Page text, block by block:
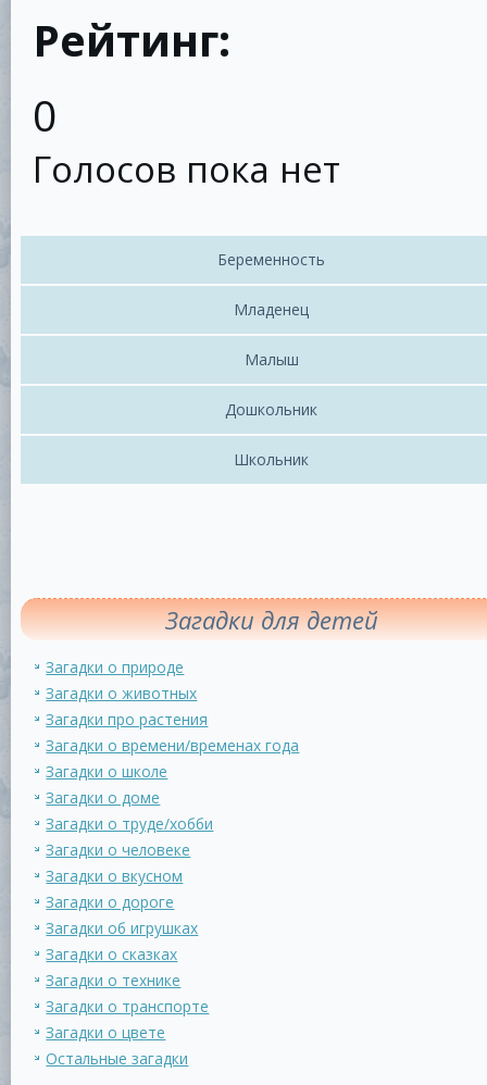
Рейтинг:
0
Голосов пока нет
Беременность
Младенец
Малыш
Дошкольник
Школьник
Загадки для детей
Загадки о природе
Загадки о животных
Загадки про растения
Загадки о времени/временах года
Загадки о школе
Загадки о доме
Загадки о труде/хобби
Загадки о человеке
Загадки о вкусном
Загадки о дороге
Загадки об игрушках
Загадки о сказках
Загадки о технике
Загадки о транспорте
Загадки о цвете
Остальные загадки